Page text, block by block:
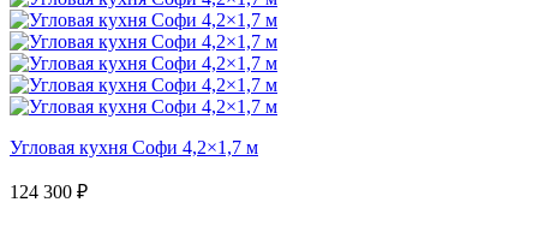
Угловая кухня Софи 4,2×1,7 м
124 300 ₽